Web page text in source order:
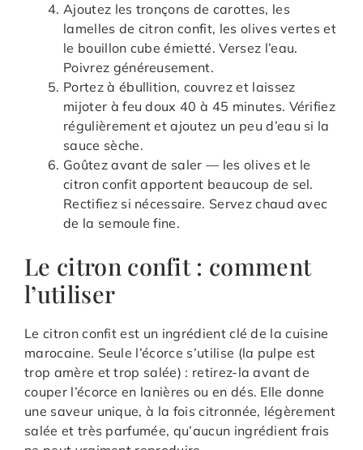
Ajoutez les tronçons de carottes, les
lamelles de citron confit, les olives vertes et
le bouillon cube émietté. Versez l’eau.
Poivrez généreusement.
Portez à ébullition, couvrez et laissez
mijoter à feu doux 40 à 45 minutes. Vérifiez
régulièrement et ajoutez un peu d’eau si la
sauce sèche.
Goûtez avant de saler — les olives et le
citron confit apportent beaucoup de sel.
Rectifiez si nécessaire. Servez chaud avec
de la semoule fine.
Le citron confit : comment
l’utiliser
Le citron confit est un ingrédient clé de la cuisine
marocaine. Seule l’écorce s’utilise (la pulpe est
trop amère et trop salée) : retirez-la avant de
couper l’écorce en lanières ou en dés. Elle donne
une saveur unique, à la fois citronnée, légèrement
salée et très parfumée, qu’aucun ingrédient frais